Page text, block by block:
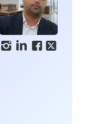
   